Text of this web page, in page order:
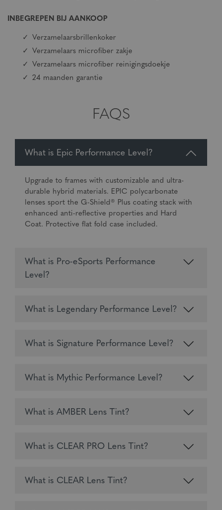
INBEGREPEN BIJ AANKOOP
Verzamelaarsbrillenkoker
Verzamelaars microfiber zakje
Verzamelaars microfiber reinigingsdoekje
24 maanden garantie
FAQS
What is Epic Performance Level?
Upgrade to frames with customizable and ultra-
durable hybrid materials. EPIC polycarbonate
lenses sport the G-Shield® Plus coating stack with
enhanced anti-reflective properties and Hard
Coat. Protective flat fold case included.
What is Pro-eSports Performance
Level?
What is Legendary Performance Level?
What is Signature Performance Level?
What is Mythic Performance Level?
What is AMBER Lens Tint?
What is CLEAR PRO Lens Tint?
What is CLEAR Lens Tint?